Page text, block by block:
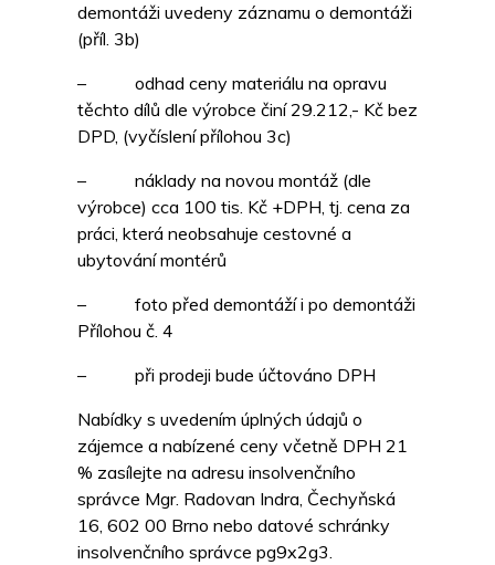
demontáži uvedeny záznamu o demontáži
(příl. 3b)
– odhad ceny materiálu na opravu
těchto dílů dle výrobce činí 29.212,- Kč bez
DPD, (vyčíslení přílohou 3c)
– náklady na novou montáž (dle
výrobce) cca 100 tis. Kč +DPH, tj. cena za
práci, která neobsahuje cestovné a
ubytování montérů
– foto před demontáží i po demontáži
Přílohou č. 4
– při prodeji bude účtováno DPH
Nabídky s uvedením úplných údajů o
zájemce a nabízené ceny včetně DPH 21
% zasílejte na adresu insolvenčního
správce Mgr. Radovan Indra, Čechyňská
16, 602 00 Brno nebo datové schránky
insolvenčního správce pg9x2g3.